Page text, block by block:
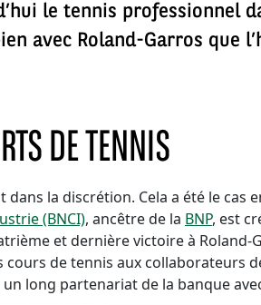
le tennis professionnel
avec Roland-Garros que
DE TENNIS
la discrétion. Cela a été le cas
(BNCI), ancêtre de la BNP, est
et dernière victoire à Roland-
de tennis aux collaborateurs
un long partenariat de la banque